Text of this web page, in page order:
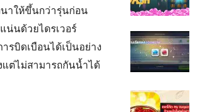
นาให้ขึ้นกว่ารุ่นก่อน
น่นด้วยไดรเวอร์
รบิดเบือนได้เป็นอย่าง
แต่ไม่สามารถกันน้ำได้